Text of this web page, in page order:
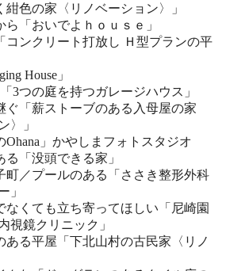
色の家〈リノベーション〉」
「おいでよｈｏｕｓｅ」
ンクリート打放し Ｈ型プランの平
House」
3つの庭を持つガレージハウス」
「薪ストーブのある入母屋の家
〉」
」かやしまフォトスタジオ
「没頭できる家」
／プールのある「ささき整形外科
」
くても立ち寄ってほしい「尼崎園
視鏡クリニック」
る平屋「下北山村の古民家〈リノ